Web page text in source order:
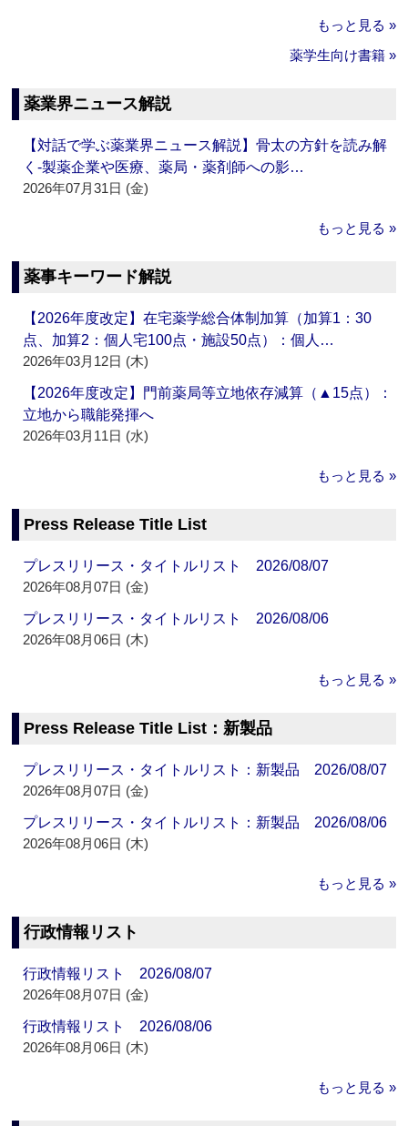
もっと見る »
薬学生向け書籍 »
薬業界ニュース解説
【対話で学ぶ薬業界ニュース解説】骨太の方針を読み解
く‐製薬企業や医療、薬局・薬剤師への影…
2026年07月31日 (金)
もっと見る »
薬事キーワード解説
【2026年度改定】在宅薬学総合体制加算（加算1：30
点、加算2：個人宅100点・施設50点）：個人…
2026年03月12日 (木)
【2026年度改定】門前薬局等立地依存減算（▲15点）：
立地から職能発揮へ
2026年03月11日 (水)
もっと見る »
Press Release Title List
プレスリリース・タイトルリスト 2026/08/07
2026年08月07日 (金)
プレスリリース・タイトルリスト 2026/08/06
2026年08月06日 (木)
もっと見る »
Press Release Title List：新製品
プレスリリース・タイトルリスト：新製品 2026/08/07
2026年08月07日 (金)
プレスリリース・タイトルリスト：新製品 2026/08/06
2026年08月06日 (木)
もっと見る »
行政情報リスト
行政情報リスト 2026/08/07
2026年08月07日 (金)
行政情報リスト 2026/08/06
2026年08月06日 (木)
もっと見る »